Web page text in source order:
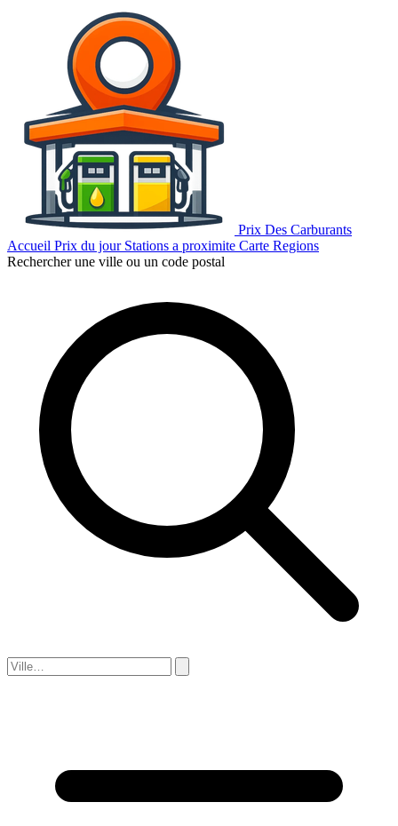
Prix Des Carburants
Accueil Prix du jour Stations a proximite Carte Regions
Rechercher une ville ou un code postal